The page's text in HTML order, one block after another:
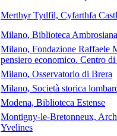
Merthyr Tydfil, Cyfarthfa
Milano, Biblioteca Ambrosiana
Milano, Fondazione Raffaele
pensiero economico. Centro
Milano, Osservatorio di Brera
Milano, Società storica
Modena, Biblioteca Estense
Montigny-le-Bretonneux,
Yvelines